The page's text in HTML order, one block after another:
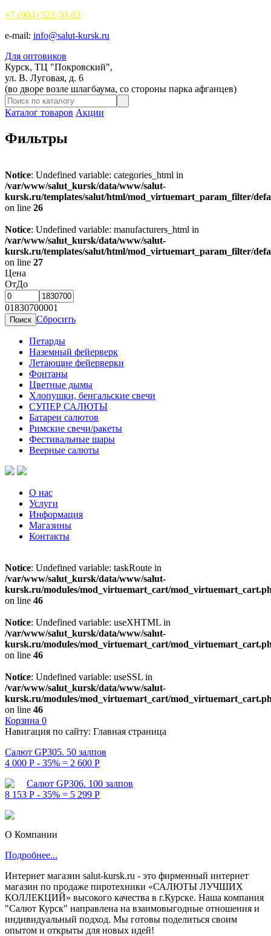
+7 (904) 522-30-03
e-mail: info@salut-kursk.ru
Для оптовиков
Курск, ТЦ "Покровский",
ул. В. Луговая, д. 6
(во дворе возле шлагбаума, со стороны парка афганцев)
Каталог товаров Акции
Фильтры
Notice: Undefined variable: categories_html in
/var/www/salut_kursk/data/www/salut-
kursk.ru/templates/salut/html/mod_virtuemart_param_filter/
on line 26
Notice: Undefined variable: manufacturers_html in
/var/www/salut_kursk/data/www/salut-
kursk.ru/templates/salut/html/mod_virtuemart_param_filter/
on line 27
Цена
ОтДо
01830700001
Сбросить
Петарды
Наземный фейерверк
Летающие фейерверки
Фонтаны
Цветные дымы
Хлопушки, бенгальские свечи
СУПЕР САЛЮТЫ
Батареи салютов
Римские свечи/ракеты
Фестивальные шары
Веерные салюты
О нас
Услуги
Информация
Магазины
Контакты
Notice: Undefined variable: taskRoute in
/var/www/salut_kursk/data/www/salut-
kursk.ru/modules/mod_virtuemart_cart/
on line 46
Notice: Undefined variable: useXHTML in
/var/www/salut_kursk/data/www/salut-
kursk.ru/modules/mod_virtuemart_cart/
on line 46
Notice: Undefined variable: useSSL in
/var/www/salut_kursk/data/www/salut-
kursk.ru/modules/mod_virtuemart_cart/
on line 46
Корзина 0
Навигация по сайту: Главная страница
Салют GP305. 50 залпов
4 000 Р - 35% = 2 600 Р
Салют GP306. 100 залпов
8 153 Р - 35% = 5 299 Р
О Компании
Подробнее...
Интернет магазин salut-kursk.ru - это фирменный интернет
магазин по продаже пиротехники «САЛЮТЫ ЛУЧШИХ
КОЛЛЕКЦИЙ» высокого качества в г.Курске. Наша компания
"Салют Курск" направлена на взаимовыгодные отношения и
индивидуальный подход. Мы готовы поделиться своим
опытом и открыты для новых идей!